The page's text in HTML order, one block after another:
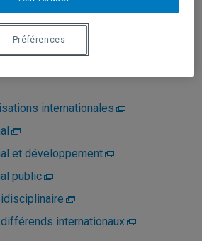
internationales
et développement
public
internationaux
Préférences